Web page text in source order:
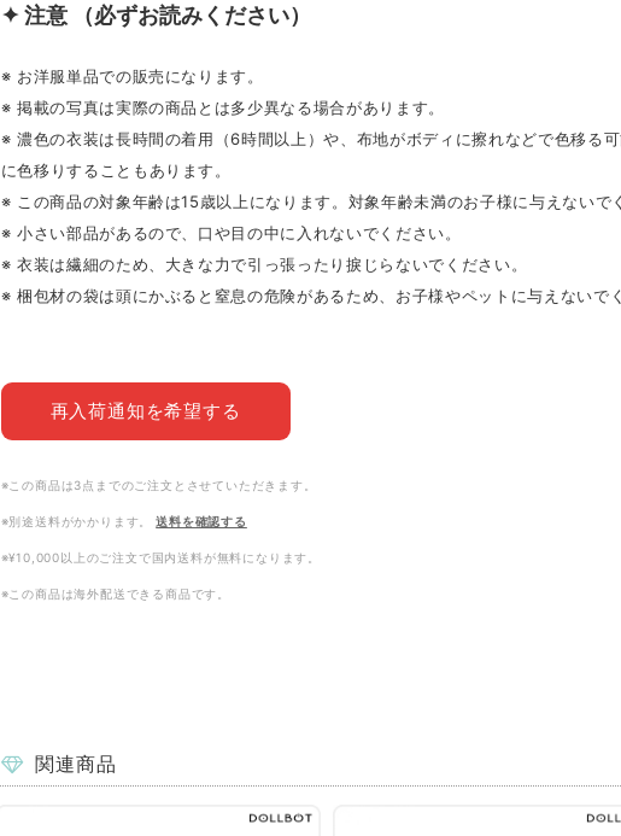
✦ 注意 （必ずお読みください）
※ お洋服単品での販売になります。
※ 掲載の写真は実際の商品とは多少異なる場合があります。
※ 濃色の衣装は長時間の着用（6時間以上）や、布地がボディに擦れなどで色移る
に色移りすることもあります。
※ この商品の対象年齢は15歳以上になります。対象年齢未満のお子様に与えないで
※ 小さい部品があるので、口や目の中に入れないでください。
※ 衣装は繊細のため、大きな力で引っ張ったり捩じらないでください。
※ 梱包材の袋は頭にかぶると窒息の危険があるため、お子様やペットに与えないで
再入荷通知を希望する
※この商品は3点までのご注文とさせていただきます。
※別途送料がかかります。 送料を確認する
※¥10,000以上のご注文で国内送料が無料になります。
※この商品は海外配送できる商品です。
関連商品